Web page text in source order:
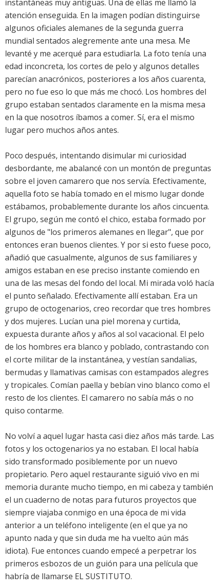
instantáneas muy antiguas. Una de ellas me llamó la
atención enseguida. En la imagen podían distinguirse
algunos oficiales alemanes de la segunda guerra
mundial sentados alegremente ante una mesa. Me
levanté y me acerqué para estudiarla. La foto tenía una
edad inconcreta, los cortes de pelo y algunos detalles
parecían anacrónicos, posteriores a los años cuarenta,
pero no fue eso lo que más me chocó. Los hombres del
grupo estaban sentados claramente en la misma mesa
en la que nosotros íbamos a comer. Sí, era el mismo
lugar pero muchos años antes.
Poco después, intentando disimular mi curiosidad
desbordante, me abalancé con un montón de preguntas
sobre el joven camarero que nos servía. Efectivamente,
aquella foto se había tomado en el mismo lugar donde
estábamos, probablemente durante los años cincuenta.
El grupo, según me contó el chico, estaba formado por
algunos de "los primeros alemanes en llegar", que por
entonces eran buenos clientes. Y por si esto fuese poco,
añadió que casualmente, algunos de sus familiares y
amigos estaban en ese preciso instante comiendo en
una de las mesas del fondo del local. Mi mirada voló hacía
el punto señalado. Efectivamente allí estaban. Era un
grupo de octogenarios, creo recordar que tres hombres
y dos mujeres. Lucían una piel morena y curtida,
expuesta durante años y años al sol vacacional. El pelo
de los hombres era blanco y poblado, contrastando con
el corte militar de la instantánea, y vestían sandalias,
bermudas y llamativas camisas con estampados alegres
y tropicales. Comían paella y bebían vino blanco como el
resto de los clientes. El camarero no sabía más o no
quiso contarme.
No volví a aquel lugar hasta casi diez años más tarde. Las
fotos y los octogenarios ya no estaban. El local había
sido transformado posiblemente por un nuevo
propietario. Pero aquel restaurante siguió vivo en mi
memoria durante mucho tiempo, en mi cabeza y también
el un cuaderno de notas para futuros proyectos que
siempre viajaba conmigo en una época de mi vida
anterior a un teléfono inteligente (en el que ya no
apunto nada y que sin duda me ha vuelto aún más
idiota). Fue entonces cuando empecé a perpetrar los
primeros esbozos de un guión para una película que
habría de llamarse EL SUSTITUTO.